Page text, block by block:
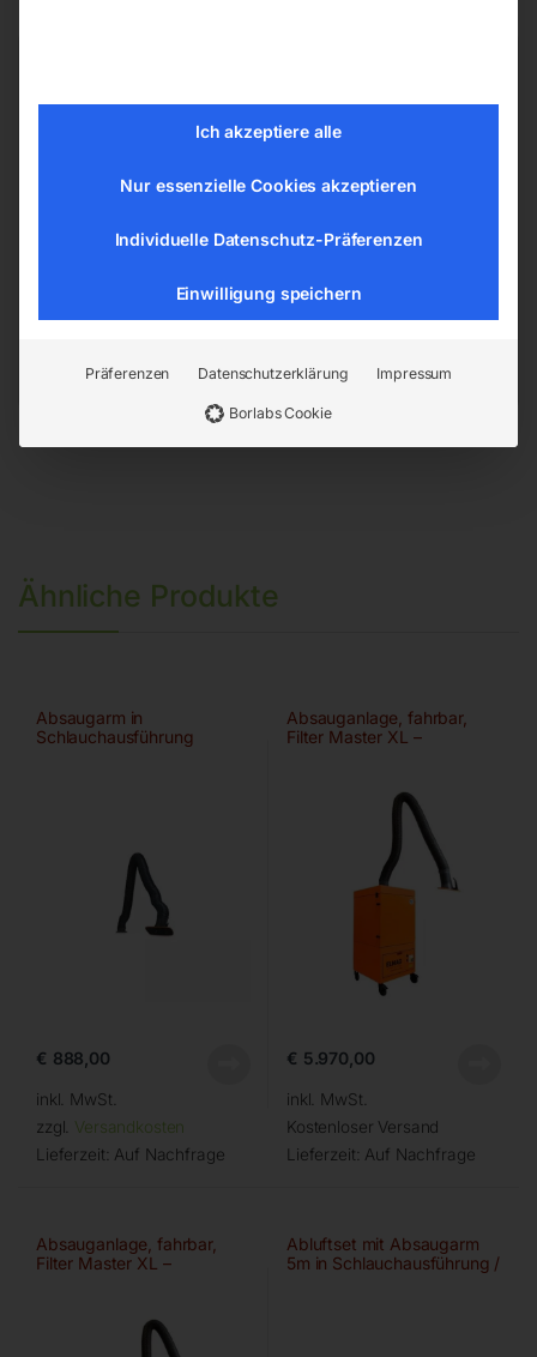
Produktsicherheit
Hannesgrub Nord 19
4911 Ried/Tumeltsham
office@elmag.at
Ähnliche Produkte
Absaugarm in
Schlauchausführung
€ 888,00
inkl. MwSt.
zzgl. Versandkosten
Lieferzeit: Auf Nachfrage
Absauganlage, fahrbar,
Filter Master XL –
€ 5.970,00
inkl. MwSt.
Kostenloser Versand
Lieferzeit: Auf Nachfrage
Absauganlage, fahrbar,
Filter Master XL –
Abluftset mit Absaugarm
5m in Schlauchausführung /
Ich akzeptiere alle
Nur essenzielle Cookies akzeptieren
Individuelle Datenschutz-Präferenzen
Einwilligung speichern
Präferenzen Datenschutzerklärung Impressum
Borlabs Cookie